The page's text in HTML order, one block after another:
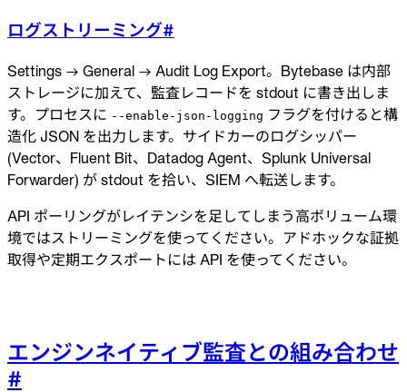
ログストリーミング#
Settings → General → Audit Log Export。Bytebase は内部
ストレージに加えて、監査レコードを stdout に書き出しま
す。プロセスに --enable-json-logging フラグを付けると構
造化 JSON を出力します。サイドカーのログシッパー
(Vector、Fluent Bit、Datadog Agent、Splunk Universal
Forwarder) が stdout を拾い、SIEM へ転送します。
API ポーリングがレイテンシを足してしまう高ボリューム環
境ではストリーミングを使ってください。アドホックな証拠
取得や定期エクスポートには API を使ってください。
エンジンネイティブ監査との組み合わせ
#